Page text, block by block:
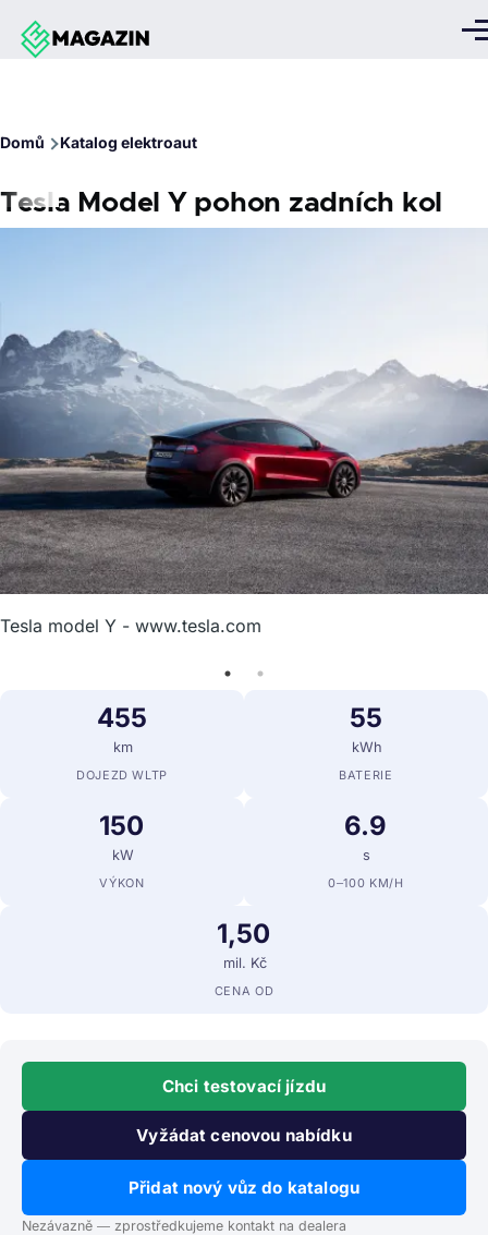
Přejít k hlavnímu obsahu
Domů Katalog elektroaut
Tesla Model Y pohon zadních kol
Tesla model Y - www.tesla.com
455
km
DOJEZD WLTP
55
kWh
BATERIE
150
kW
VÝKON
6.9
s
0–100 KM/H
1,50
mil. Kč
CENA OD
Chci testovací jízdu
Vyžádat cenovou nabídku
Přidat nový vůz do katalogu
Nezávazně — zprostředkujeme kontakt na dealera